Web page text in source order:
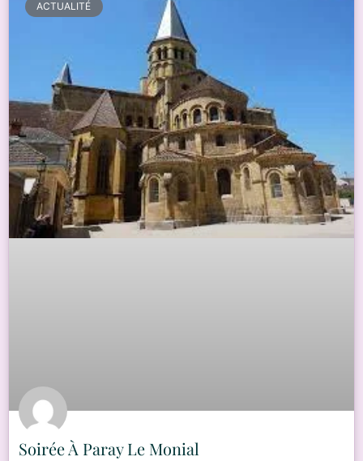
ACTUALITÉ
Soirée À Paray Le Monial